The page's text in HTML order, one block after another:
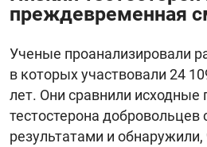
преждевременная
Ученые проанализировали
в которых участвовали 24
лет. Они сравнили исходные
тестостерона
результатами и обнаружили,